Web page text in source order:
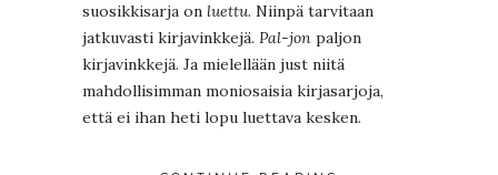
suosikkisarja on luettu. Niinpä tarvitaan
jatkuvasti kirjavinkkejä. Pal-jon paljon
kirjavinkkejä. Ja mielellään just niitä
mahdollisimman moniosaisia kirjasarjoja,
että ei ihan heti lopu luettava kesken.